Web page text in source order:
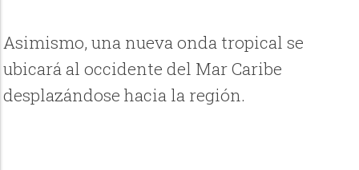
Asimismo, una nueva onda tropical se
ubicará al occidente del Mar Caribe
desplazándose hacia la región.